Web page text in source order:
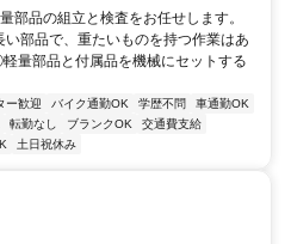
部品の組立と検査をお任せします。
部品で、重たいものを持つ作業はあ
量部品と付属品を機械にセットする
ー歓迎 バイク通勤OK 学歴不問
車通勤OK
転勤なし ブランクOK
交通費支給
土日祝休み